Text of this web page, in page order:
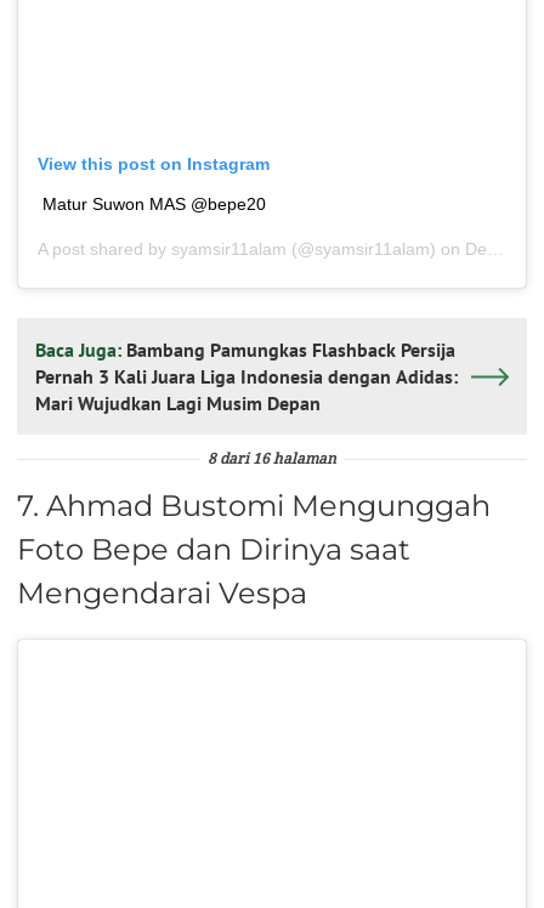
View this post on Instagram
Matur Suwon MAS @bepe20
A post shared by syamsir11alam (@syamsir11alam) on Dec 17, 2019 at 8:39am PST
Baca Juga: Bambang Pamungkas Flashback Persija
Pernah 3 Kali Juara Liga Indonesia dengan Adidas:
Mari Wujudkan Lagi Musim Depan
8 dari 16 halaman
7. Ahmad Bustomi Mengunggah
Foto Bepe dan Dirinya saat
Mengendarai Vespa